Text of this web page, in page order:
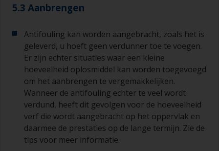
veel aan.
daarmee kunt u vuil overhevelen en kan verf
vroegtijdig verouderen als gevolg van
verdamping van het oplosmiddel. Giet de
hoeveelheid die u in 30 minuten denkt te
gebruiken in een aparte bak of pot.
Oude jampotjes of schone droge blikken kunnen
nuttig zijn voor het mengen van de verf. Ook zijn
metalen maatlepels van verschillende grootte
ideaal voor het meten van kleine hoeveelheden
verf en verhardingsmiddel voor de kleinere
klussen.
5.3 Aanbrengen
Antifouling kan worden aangebracht, zoals het is
geleverd, u hoeft geen verdunner toe te voegen.
Er zijn echter situaties waar een kleine
hoeveelheid oplosmiddel kan worden toegevoegd
om het aanbrengen te vergemakkelijken.
Wanneer de antifouling echter te veel wordt
verdund, heeft dit gevolgen voor de hoeveelheid
verf die wordt aangebracht op het oppervlak en
daarmee de prestaties op de lange termijn. Zie de
tips voor meer informatie.